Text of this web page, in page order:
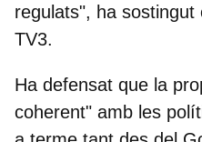
regulats", ha
TV3.
Ha defensat que la
coherent" amb les